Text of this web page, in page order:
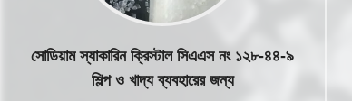
সোডিয়াম স্যাকারিন ক্রিস্টাল সিএএস নং ১২৮-৪৪-৯
শিল্প ও খাদ্য ব্যবহারের জন্য